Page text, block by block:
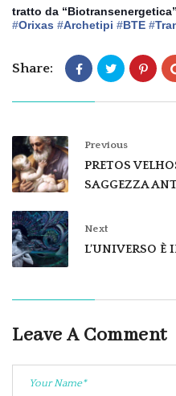
tratto da
‪#‎Orixas‬ ‪#‎Archetipi‬ ‪#‎BTE‬ ‪#‎
Share:
Previous
PRETOS
SAGGEZZA
Next
L’UNIVERSO È
Leave A Comment